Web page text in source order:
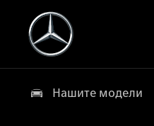
Нашите модели